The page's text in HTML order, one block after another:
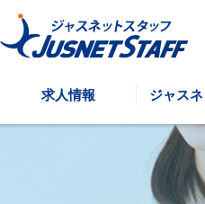
求人情報 ジャス